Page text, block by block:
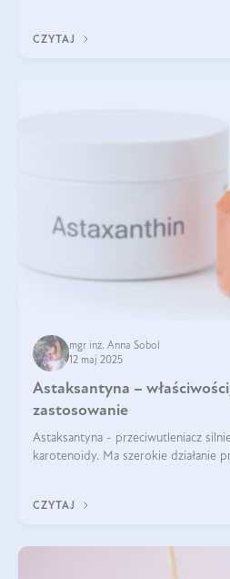
CZYTAJ
mgr inż. Anna Sobol
12 maj 2025
Astaksantyna –
zastosowanie
Astaksantyna - przeciwutleniacz
karotenoidy. Ma szerokie działanie
CZYTAJ